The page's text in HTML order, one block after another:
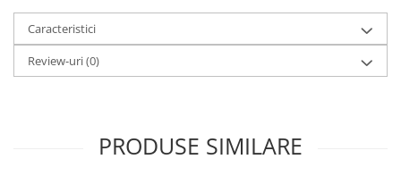
Caracteristici
Review-uri(0)
PRODUSE SIMILARE